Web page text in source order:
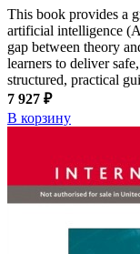
This book provides a
artificial intelligence
gap between theory
learners to deliver
structured, practical
7 927 ₽
В корзину